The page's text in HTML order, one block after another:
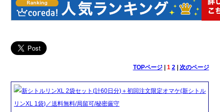
TOPページ| 1 2| 次のページ
新シトルリンXL 2袋セット(計60日分)＋初回注文限定オマケ(新シトル
リンXL 1袋)／送料無料/局留可/秘密厳守